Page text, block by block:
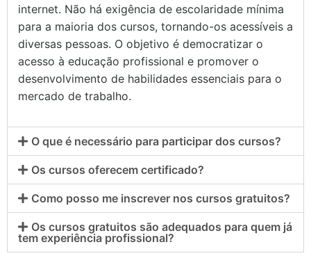
internet. Não há exigência de escolaridade mínima
para a maioria dos cursos, tornando-os acessíveis a
diversas pessoas. O objetivo é democratizar o
acesso à educação profissional e promover o
desenvolvimento de habilidades essenciais para o
mercado de trabalho.
O que é necessário para participar dos cursos?
Os cursos oferecem certificado?
Como posso me inscrever nos cursos gratuitos?
Os cursos gratuitos são adequados para quem já
tem experiência profissional?